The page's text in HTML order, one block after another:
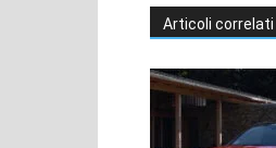
Articoli correlati